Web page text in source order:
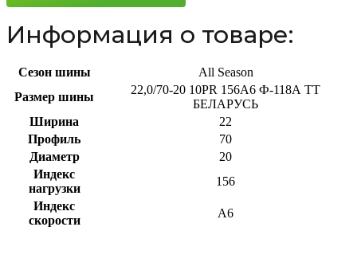
Информация о товаре:
Сезон шины
All Season
Размер шины
22,0/70-20 10PR 156A6 Ф-118А TT
БЕЛАРУСЬ
Ширина
22
Профиль
70
Диаметр
20
Индекс
нагрузки
156
Индекс
скорости
A6